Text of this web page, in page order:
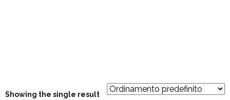
Showing the single result